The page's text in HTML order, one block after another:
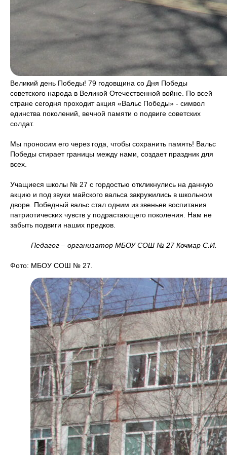
Великий день Победы! 79 годовщина со Дня Победы
советского народа в Великой Отечественной войне. По всей
стране сегодня проходит акция «Вальс Победы» - символ
единства поколений, вечной памяти о подвиге советских
солдат.
Мы проносим его через года, чтобы сохранить память! Вальс
Победы стирает границы между нами, создает праздник для
всех.
Учащиеся школы № 27 с гордостью откликнулись на данную
акцию и под звуки майского вальса закружились в школьном
дворе. Победный вальс стал одним из звеньев воспитания
патриотических чувств у подрастающего поколения. Нам не
забыть подвиги наших предков.
Педагог – организатор МБОУ СОШ № 27 Кочмар С.И.
Фото: МБОУ СОШ № 27.